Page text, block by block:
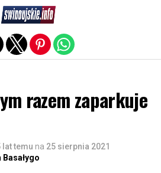
razem zaparkuje
lat temu na 25 sierpnia 2021
mobile version